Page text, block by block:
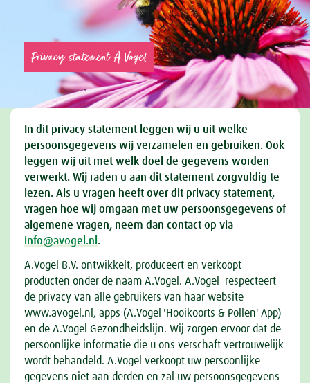
Privacy statement A.Vogel
In dit privacy statement leggen wij u uit welke
persoonsgegevens wij verzamelen en gebruiken. Ook
leggen wij uit met welk doel de gegevens worden
verwerkt. Wij raden u aan dit statement zorgvuldig te
lezen. Als u vragen heeft over dit privacy statement,
vragen hoe wij omgaan met uw persoonsgegevens of
algemene vragen, neem dan contact op via
info@avogel.nl .
A.Vogel B.V. ontwikkelt, produceert en verkoopt
producten onder de naam A.Vogel. A.Vogel respecteert
de privacy van alle gebruikers van haar website
www.avogel.nl, apps (A.Vogel 'Hooikoorts & Pollen' App)
en de A.Vogel Gezondheidslijn. Wij zorgen ervoor dat de
persoonlijke informatie die u ons verschaft vertrouwelijk
wordt behandeld. A.Vogel verkoopt uw persoonlijke
gegevens niet aan derden en zal uw persoonsgegevens